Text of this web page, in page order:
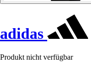
adidas
Produkt nicht verfügbar